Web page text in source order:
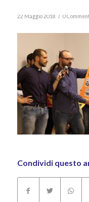
22 Maggio 2018 / 0
Condividi questo